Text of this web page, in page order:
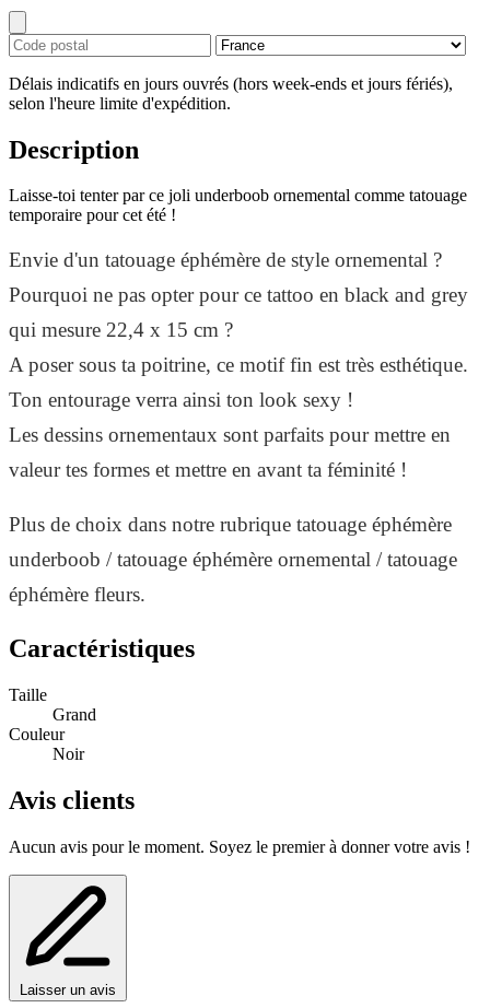
Délais indicatifs en jours ouvrés (hors week-ends et jours fériés),
selon l'heure limite d'expédition.
Description
Laisse-toi tenter par ce joli underboob ornemental comme tatouage
temporaire pour cet été !
Envie d'un tatouage éphémère de style ornemental ?
Pourquoi ne pas opter pour ce tattoo en black and grey
qui mesure 22,4 x 15 cm ?
A poser sous ta poitrine, ce motif fin est très esthétique.
Ton entourage verra ainsi ton look sexy !
Les dessins ornementaux sont parfaits pour mettre en
valeur tes formes et mettre en avant ta féminité !
Plus de choix dans notre rubrique tatouage éphémère
underboob / tatouage éphémère ornemental / tatouage
éphémère fleurs.
Caractéristiques
Taille
Grand
Couleur
Noir
Avis clients
Aucun avis pour le moment. Soyez le premier à donner votre avis !
Laisser un avis